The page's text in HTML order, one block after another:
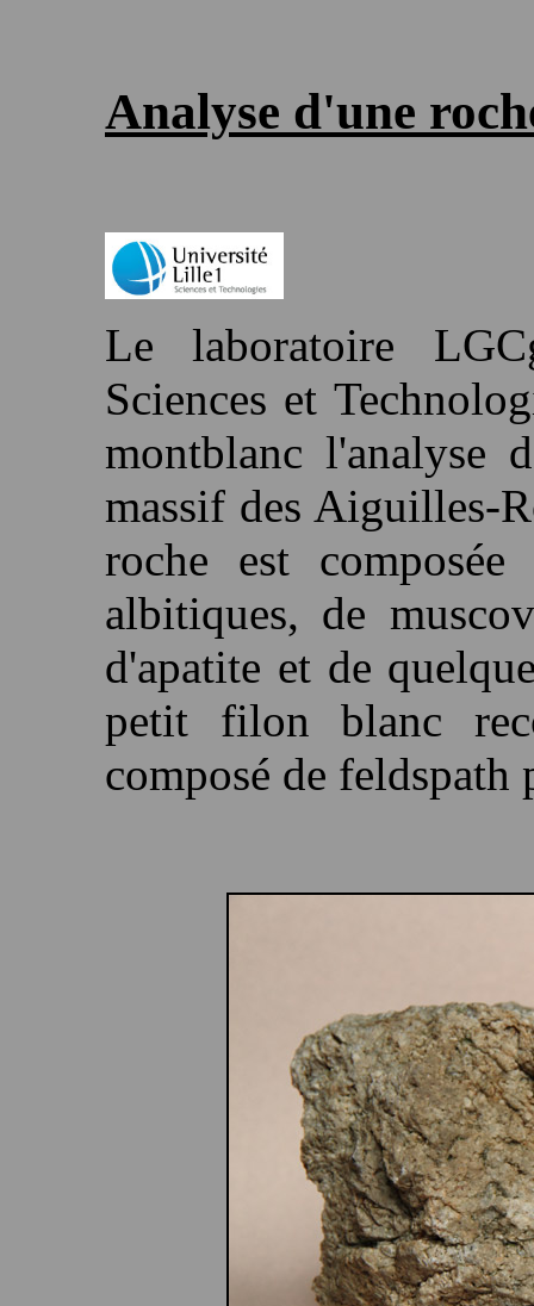
Analyse
Le laboratoire
Sciences et
montblanc l'analyse
massif des Aiguilles-
roche est
albitiques, de
d'apatite et de
petit filon blanc
composé de feldspath